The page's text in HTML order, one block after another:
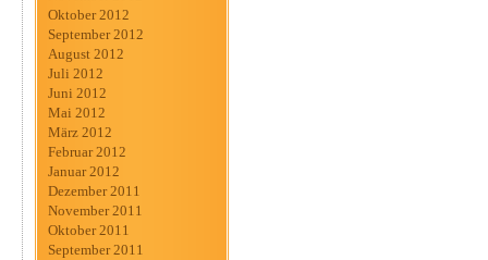
Oktober 2012
September 2012
August 2012
Juli 2012
Juni 2012
Mai 2012
März 2012
Februar 2012
Januar 2012
Dezember 2011
November 2011
Oktober 2011
September 2011